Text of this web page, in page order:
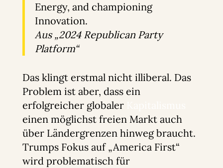
Energy, and championing
Innovation.
Aus „2024 Republican Party
Platform“
Das klingt erstmal nicht illiberal. Das
Problem ist aber, dass ein
erfolgreicher globaler
einen möglichst freien Markt auch
über Ländergrenzen hinweg braucht.
Trumps Fokus auf „America First“
wird problematisch für